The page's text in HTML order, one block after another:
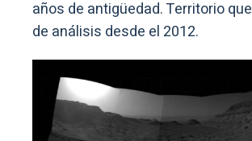
años de antigüedad. Territorio
de análisis desde el 2012.